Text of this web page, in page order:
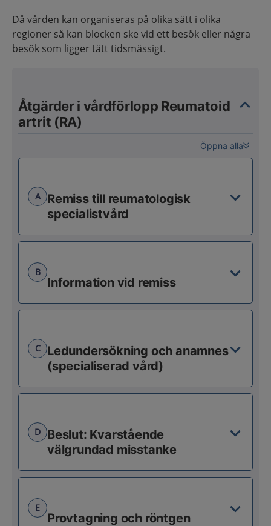
Då vården kan organiseras på olika sätt i olika
regioner så kan blocken ske vid ett besök eller några
besök som ligger tätt tidsmässigt.
Åtgärder i vårdförlopp Reumatoid
artrit (RA)
Öppna alla
A
Remiss till reumatologisk
specialistvård
B
Information vid remiss
C
Ledundersökning och anamnes
(specialiserad vård)
D
Beslut: Kvarstående
välgrundad misstanke
E
Provtagning och röntgen